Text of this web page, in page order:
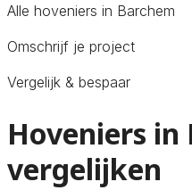
Alle hoveniers in Barchem
Omschrijf je project
Vergelijk & bespaar
Hoveniers in
vergelijken